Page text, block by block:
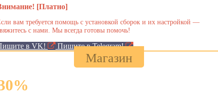
[Платно]
вам требуется помощь с установкой сборок и их настройкой —
с нами. Мы всегда готовы помочь!
в VK! Пишите в Telegram!
Магазин
%